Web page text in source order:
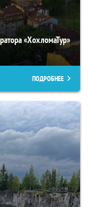
«ХохломаТур»
ПОДРОБНЕЕ